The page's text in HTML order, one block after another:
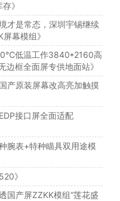
》
才是常态，深圳宇锡继续
幕模组》
低温工作3840*2160高
边框全面屏专供地面站》
产原装屏幕改高亮加触摸
接口屏全面适配
腕表+特种瞄具双用途模
》
国产屏ZZKK模组“莲花盛